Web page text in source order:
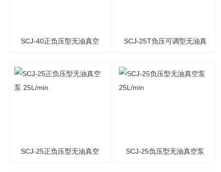
SCJ-40正负压型无油真空 SCJ-25T负压可调型无油真
SCJ-25正负压型无油真空 SCJ-25负压型无油真空泵